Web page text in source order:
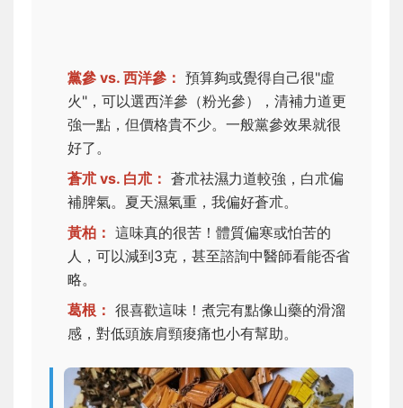
黨參 vs. 西洋參： 預算夠或覺得自己很"虛
火"，可以選西洋參（粉光參），清補力道更
強一點，但價格貴不少。一般黨參效果就很
好了。
蒼朮 vs. 白朮： 蒼朮祛濕力道較強，白朮偏
補脾氣。夏天濕氣重，我偏好蒼朮。
黃柏： 這味真的很苦！體質偏寒或怕苦的
人，可以減到3克，甚至諮詢中醫師看能否省
略。
葛根： 很喜歡這味！煮完有點像山藥的滑溜
感，對低頭族肩頸痠痛也小有幫助。